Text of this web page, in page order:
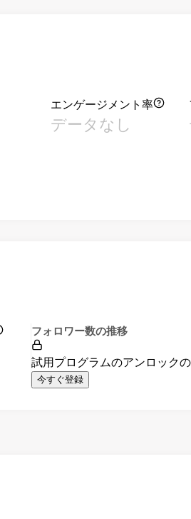
エンゲージメント率
データなし
フォロワー数の推移
試用プログラムのアンロックの
今すぐ登録